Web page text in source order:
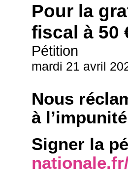
Pour la
fiscal à 50
Pétition
mardi 21 avril
Nous
à
Signer la